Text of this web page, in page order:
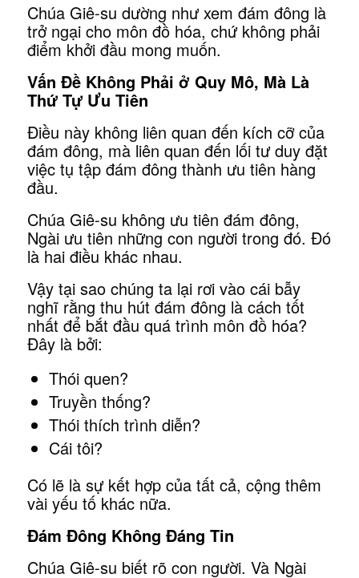
Chúa Giê-su dường như xem đám đông là
trở ngại cho môn đồ hóa, chứ không phải
điểm khởi đầu mong muốn.
Vấn Đề Không Phải ở Quy Mô, Mà Là
ThứTự Ưu Tiên
Điều này không liên quan đến kích cỡ của
đám đông, mà liên quan đến lối tư duy đặt
việc tụ tập đám đông thành ưu tiên hàng
đầu.
Chúa Giê-su không ưu tiên đám đông,
Ngài ưu tiên những con người trong đó. Đó
là hai điều khác nhau.
Vậy tại sao chúng ta lại rơi vào cái bẫy
nghĩ rằng thu hút đám đông là cách tốt
nhất để bắt đầu quá trình môn đồ hóa?
Đây là bởi:
Thói quen?
Truyền thống?
Thói thích trình diễn?
Cái tôi?
Có lẽ là sự kết hợp của tất cả, cộng thêm
vài yếu tố khác nữa.
Đám Đông Không Đáng Tin
Chúa Giê-su biết rõ con người. Và Ngài